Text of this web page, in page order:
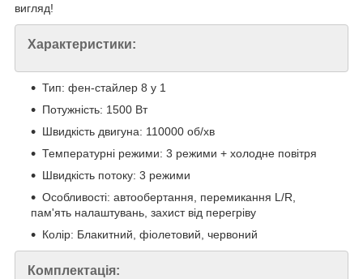
вигляд!
Характеристики:
Тип: фен-стайлер 8 у 1
Потужність: 1500 Вт
Швидкість двигуна: 110000 об/хв
Температурні режими: 3 режими + холодне повітря
Швидкість потоку: 3 режими
Особливості: автообертання, перемикання L/R,
пам'ять налаштувань, захист від перегріву
Колір: Блакитний, фіолетовий, червоний
Комплектація: